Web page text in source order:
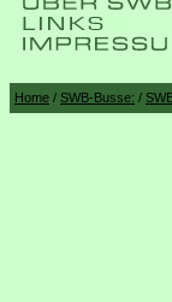
Home / SWB-Busse: /